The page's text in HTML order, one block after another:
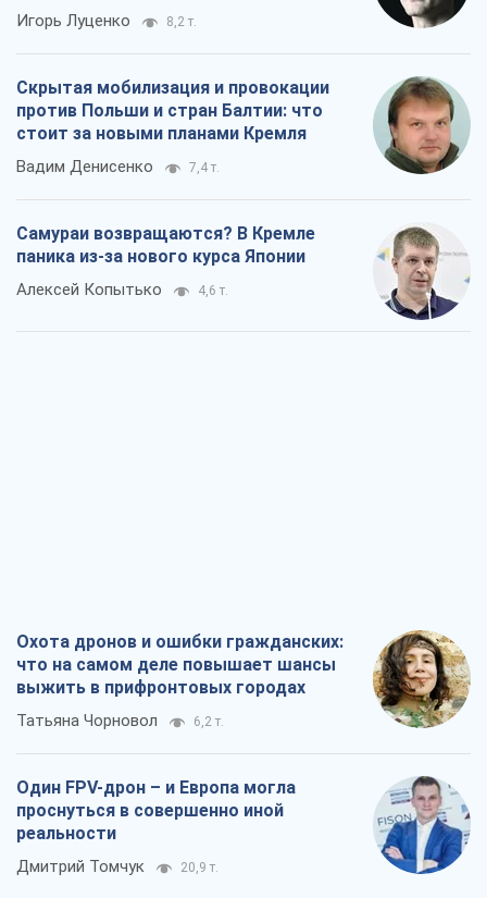
Игорь Луценко 8,2 т.
Скрытая мобилизация и провокации
против Польши и стран Балтии: что
стоит за новыми планами Кремля
Вадим Денисенко 7,4 т.
Самураи возвращаются? В Кремле
паника из-за нового курса Японии
Алексей Копытько 4,6 т.
Охота дронов и ошибки гражданских:
что на самом деле повышает шансы
выжить в прифронтовых городах
Татьяна Чорновол 6,2 т.
Один FPV-дрон – и Европа могла
проснуться в совершенно иной
реальности
Дмитрий Томчук 20,9 т.